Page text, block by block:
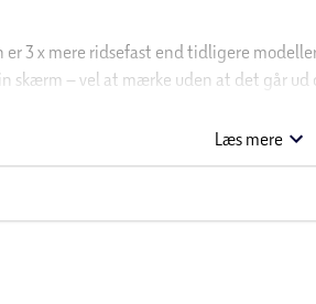
3 x mere ridsefast end tidligere
skærm – vel at mærke uden at det går
kan forlænge levetiden på din telefon.
legende let. For de fleste er ét forsøg
Læs mere